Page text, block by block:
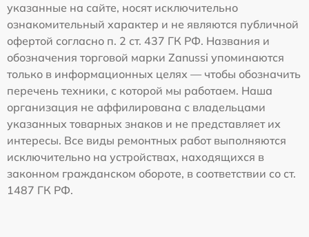
указанные на сайте, носят исключительно
ознакомительный характер и не являются публичной
офертой согласно п. 2 ст. 437 ГК РФ. Названия и
обозначения торговой марки Zanussi упоминаются
только в информационных целях — чтобы обозначить
перечень техники, с которой мы работаем. Наша
организация не аффилирована с владельцами
указанных товарных знаков и не представляет их
интересы. Все виды ремонтных работ выполняются
исключительно на устройствах, находящихся в
законном гражданском обороте, в соответствии со ст.
1487 ГК РФ.